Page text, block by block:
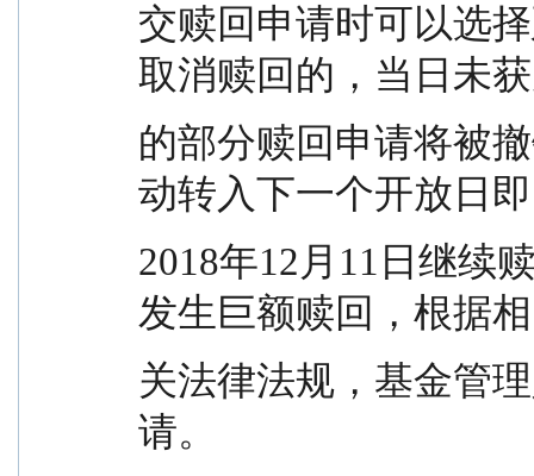
交赎回申请时可以选
取消赎回的，当日未
的部分赎回申请将被
动转入下一个开放日即
2018年12月11日继续
发生巨额赎回，根据相
关法律法规，基金管
请。